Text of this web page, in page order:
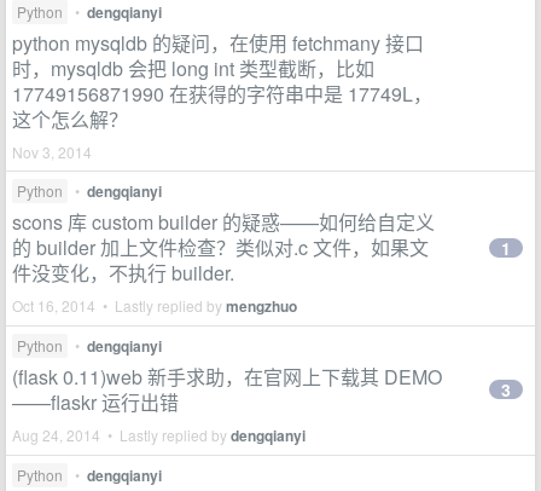
Python • dengqianyi
python mysqldb 的疑问，在使用 fetchmany 接口
时，mysqldb 会把 long int 类型截断，比如
17749156871990 在获得的字符串中是 17749L，
这个怎么解？
Nov 3, 2014
Python
• dengqianyi
scons 库 custom builder 的疑惑——如何给自定义
的 builder 加上文件检查？类似对.c 文件，如果文
件没变化，不执行 builder.
Oct 16, 2014 • Lastly replied bymengzhuo
1
Python • dengqianyi
(flask 0.11)web 新手求助，在官网上下载其 DEMO
——flaskr 运行出错
Aug 24, 2014 • Lastly replied bydengqianyi
3
Python • dengqianyi